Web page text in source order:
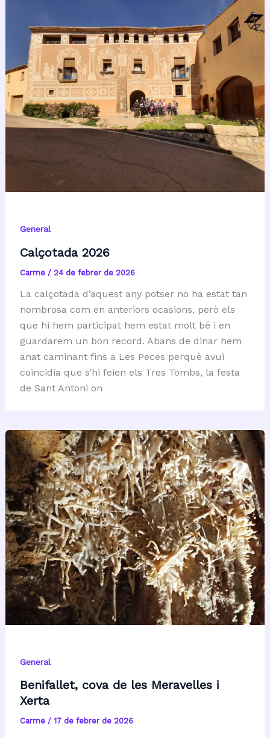
General
Calçotada 2026
Carme / 24 de febrer de 2026
La calçotada d’aquest any potser no ha estat tan
nombrosa com en anteriors ocasions, però els
que hi hem participat hem estat molt bé i en
guardarem un bon record. Abans de dinar hem
anat caminant fins a Les Peces perquè avui
coincidia que s’hi feien els Tres Tombs, la festa
de Sant Antoni on
General
Benifallet, cova de les Meravelles i
Xerta
Carme / 17 de febrer de 2026